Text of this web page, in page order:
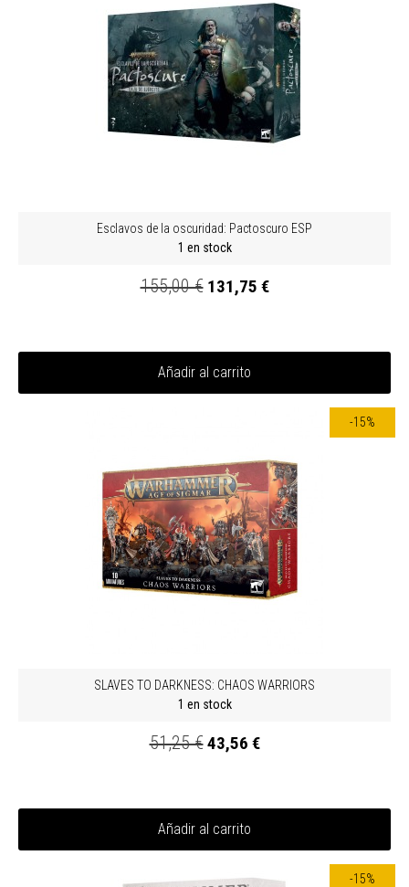
Esclavos de la oscuridad: Pactoscuro ESP
1 en stock
155,00 € 131,75 €
Añadir al carrito
-15%
SLAVES TO DARKNESS: CHAOS WARRIORS
1 en stock
51,25 €43,56 €
Añadir al carrito
-15%